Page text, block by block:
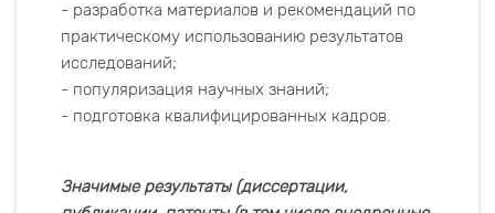
- разработка материалов и рекомендаций по
практическому использованию результатов
исследований;
- популяризация научных знаний;
- подготовка квалифицированных кадров.
Значимые результаты (диссертации,